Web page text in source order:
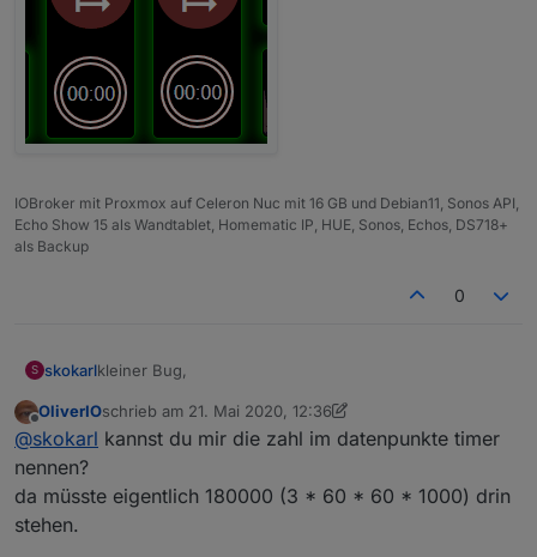
IOBroker mit Proxmox auf Celeron Nuc mit 16 GB und Debian11, Sonos API,
Echo Show 15 als Wandtablet, Homematic IP, HUE, Sonos, Echos, DS718+
als Backup
0
S skokarlkleiner Bug,
Beim Start wird eine Sek aufaddiert, und vermutlich
deshalb ist auch ein Start mit 0 möglich.
Offline
OliverIOschrieb am 21. Mai 2020, 12:36
zuletzt editiert von OliverIO
@skokarl kannst du mir die zahl im datenpunkte timer
nennen?
da müsste eigentlich 180000 (3 * 60 * 60 * 1000) drin
stehen.